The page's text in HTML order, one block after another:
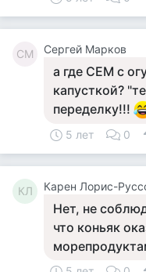
СМ Сергей Марков
а где СЕМ с
капусткой?
переделку!!!
5 лет 0
КЛ Карен Лорис-
Нет, не
что коньяк